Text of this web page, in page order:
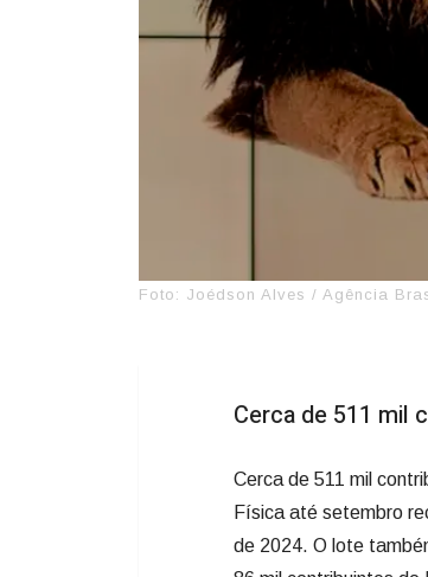
Foto: Joédson Alves / Agência
Cerca de 511 mil
Cerca de 511 mil
Física até setembro
de 2024. O lote